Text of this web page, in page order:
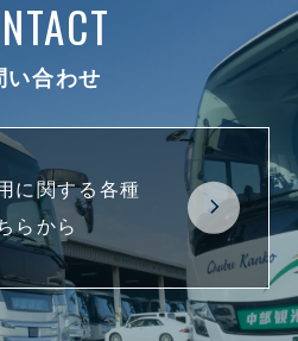
い合わせ
に関する各種
らから